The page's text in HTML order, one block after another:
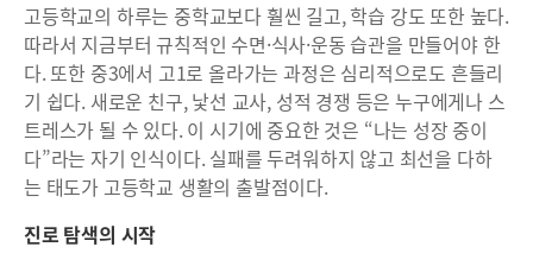
고등학교의 하루는 중학교보다 훨씬 길고, 학습 강도 또한 높다.
따라서 지금부터 규칙적인 수면·식사·운동 습관을 만들어야 한
다. 또한 중3에서 고1로 올라가는 과정은 심리적으로도 흔들리
기 쉽다. 새로운 친구, 낯선 교사, 성적 경쟁 등은 누구에게나 스
트레스가 될 수 있다. 이 시기에 중요한 것은 “나는 성장 중이
다”라는 자기 인식이다. 실패를 두려워하지 않고 최선을 다하
는 태도가 고등학교 생활의 출발점이다.
진로 탐색의 시작